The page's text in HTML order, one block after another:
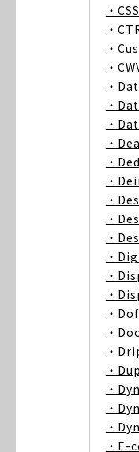
・
・
・
・
・
・
・
・
・
・
・
・
・
・
・
・
・
・
・
・
・
・
・
・E-